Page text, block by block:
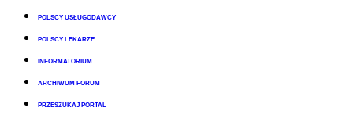
POLSCY USŁUGODAWCY
POLSCY LEKARZE
INFORMATORIUM
ARCHIWUM FORUM
PRZESZUKAJ PORTAL